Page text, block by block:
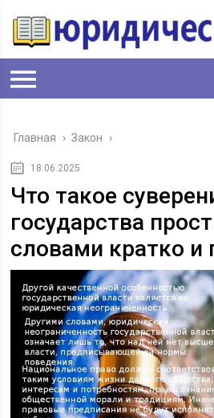
Главная › Закон ›
18.06.2025
Что такое
государства
словами кратко и